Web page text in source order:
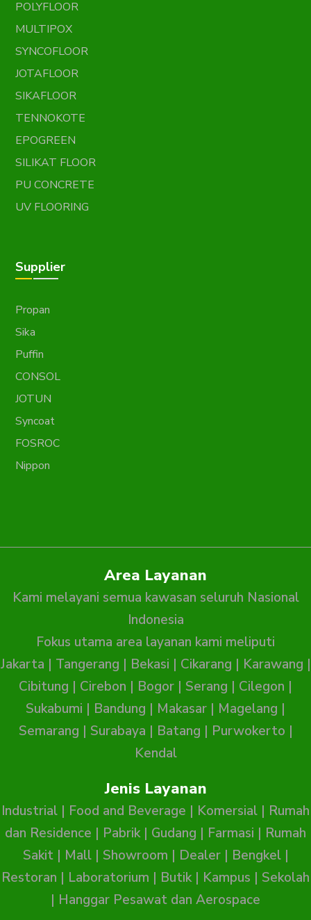
POLYFLOOR
MULTIPOX
SYNCOFLOOR
JOTAFLOOR
SIKAFLOOR
TENNOKOTE
EPOGREEN
SILIKAT FLOOR
PU CONCRETE
UV FLOORING
Supplier
Propan
Sika
Puffin
CONSOL
JOTUN
Syncoat
FOSROC
Nippon
Area Layanan
Kami melayani semua kawasan seluruh Nasional
Indonesia
Fokus utama area layanan kami meliputi
Jakarta | Tangerang | Bekasi | Cikarang | Karawang |
Cibitung | Cirebon | Bogor | Serang | Cilegon |
Sukabumi | Bandung | Makasar | Magelang |
Semarang | Surabaya | Batang | Purwokerto |
Kendal
Jenis Layanan
Industrial | Food and Beverage | Komersial | Rumah
dan Residence | Pabrik| Gudang | Farmasi | Rumah
Sakit| Mall| Showroom | Dealer| Bengkel|
Restoran | Laboratorium | Butik| Kampus | Sekolah
| Hanggar Pesawat dan Aerospace